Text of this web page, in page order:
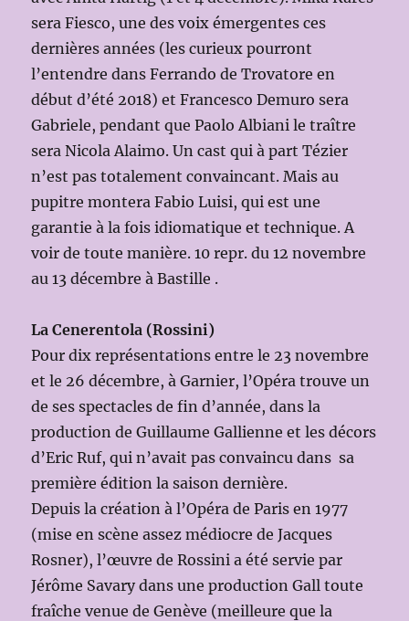
sera Fiesco, une des voix émergentes ces
dernières années (les curieux pourront
l’entendre dans Ferrando de Trovatore en
début d’été 2018) et Francesco Demuro sera
Gabriele, pendant que Paolo Albiani le traître
sera Nicola Alaimo. Un cast qui à part Tézier
n’est pas totalement convaincant. Mais au
pupitre montera Fabio Luisi, qui est une
garantie à la fois idiomatique et technique. A
voir de toute manière. 10 repr. du 12 novembre
au 13 décembre à Bastille .
La Cenerentola (Rossini)
Pour dix représentations entre le 23 novembre
et le 26 décembre, à Garnier, l’Opéra trouve un
de ses spectacles de fin d’année, dans la
production de Guillaume Gallienne et les décors
d’Eric Ruf, qui n’avait pas convaincu dans sa
première édition la saison dernière.
Depuis la création à l’Opéra de Paris en 1977
(mise en scène assez médiocre de Jacques
Rosner), l’œuvre de Rossini a été servie par
Jérôme Savary dans une production Gall toute
fraîche venue de Genève (meilleure que la